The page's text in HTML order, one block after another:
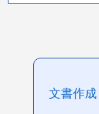
文書作成